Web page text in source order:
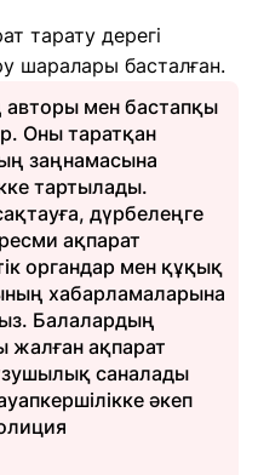
тарату дерегі
шаралары басталған.
мен бастапқы
Оны таратқан
заңнамасына
тартылады.
дүрбелеңге
ақпарат
органдар мен құқық
хабарламаларына
Балалардың
жалған ақпарат
саналады
әкеп